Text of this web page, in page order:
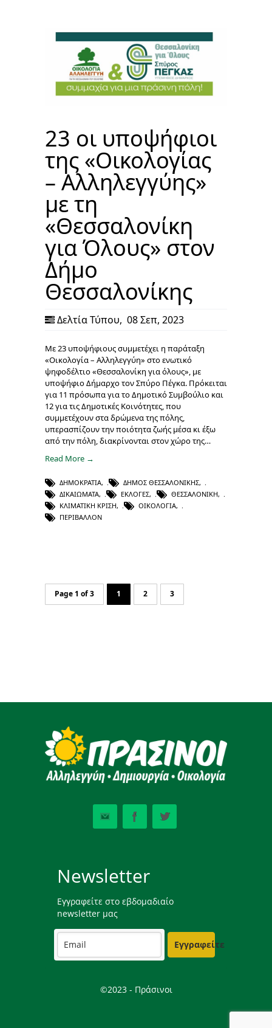
23 οι υποψήφιοι
της «Οικολογίας
– Αλληλεγγύης»
με τη
«Θεσσαλονίκη
για Όλους» στον
Δήμο
Θεσσαλονίκης
Δελτία Τύπου, 08 Σεπ, 2023
Με 23 υποψήφιους συμμετέχει η παράταξη
«Οικολογία – Αλληλεγγύη» στο ενωτικό
ψηφοδέλτιο «Θεσσαλονίκη για όλους», με
υποψήφιο Δήμαρχο τον Σπύρο Πέγκα. Πρόκειται
για 11 πρόσωπα για το Δημοτικό Συμβούλιο και
12 για τις Δημοτικές Κοινότητες, που
συμμετέχουν στα δρώμενα της πόλης,
υπερασπίζουν την ποιότητα ζωής μέσα κι έξω
από την πόλη, διακρίνονται στον χώρο της…
Read More →
ΔΗΜΟΚΡΑΤΊΑ, ΔΉΜΟΣ ΘΕΣΣΑΛΟΝΊΚΗΣ,
ΔΙΚΑΙΏΜΑΤΑ, ΕΚΛΟΓΈΣ, ΘΕΣΣΑΛΟΝΊΚΗ,
ΚΛΙΜΑΤΙΚΉ ΚΡΊΣΗ, ΟΙΚΟΛΟΓΊΑ,
ΠΕΡΙΒΆΛΛΟΝ
Page 1 of 3 1 2 3
Newsletter
Εγγραφείτε στο εβδομαδιαίο
newsletter μας
Εγγραφείτε
©2023 - Πράσινοι